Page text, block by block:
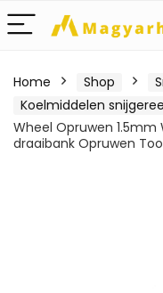
Home Shop
Koelmiddelen
Wheel Opruwen 1.5mm
draaibank Opruwen